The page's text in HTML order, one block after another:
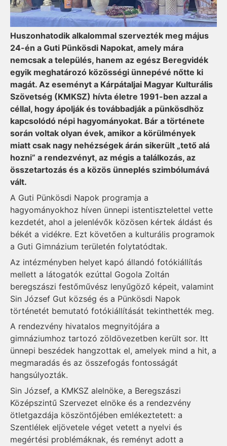
Huszonhatodik alkalommal szervezték meg május
24-én a Guti Pünkösdi Napokat, amely mára
nemcsak a település, hanem az egész Beregvidék
egyik meghatározó közösségi ünnepévé nőtte ki
magát. Az eseményt a Kárpátaljai Magyar Kulturális
Szövetség (KMKSZ) hívta életre 1991-ben azzal a
céllal, hogy ápolják és továbbadják a pünkösdhöz
kapcsolódó népi hagyományokat. Bár a története
során voltak olyan évek, amikor a körülmények
miatt csak nagy nehézségek árán sikerült „tető alá
hozni” a rendezvényt, az mégis a találkozás, az
összetartozás és a közös ünneplés szimbólumává
vált.
A Guti Pünkösdi Napok programja a
hagyományokhoz híven ünnepi istentisztelettel vette
kezdetét, ahol a jelenlévők közösen kértek áldást és
békét a vidékre. Ezt követően a kulturális programok
a Guti Gimnázium területén folytatódtak.
Az intézményben helyet kapó állandó fotókiállítás
mellett a látogatók ezúttal Gogola Zoltán
beregszászi festőművész lenyűgöző képeit, valamint
Sin József Gut község és a Pünkösdi Napok
történetét bemutató fotókiállítását tekinthették meg.
A rendezvény hivatalos megnyitójára a
gimnáziumhoz tartozó zöldövezetben került sor. Itt
ünnepi beszédek hangzottak el, amelyek mind a hit, a
megmaradás és az összefogás fontosságát
hangsúlyozták.
Sin József, a KMKSZ alelnöke, a Beregszászi
Középszintű Szervezet elnöke és a rendezvény
ötletgazdája köszöntőjében emlékeztetett: a
Szentlélek eljövetele véget vetett a nyelvi és
megértési problémáknak, és reményt adott a